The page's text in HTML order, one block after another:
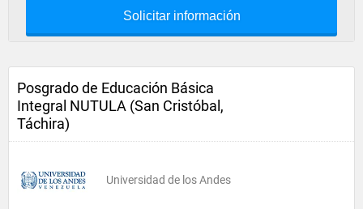
Solicitar información
Posgrado de Educación Básica
Integral NUTULA (San Cristóbal,
Táchira)
Universidad de los Andes